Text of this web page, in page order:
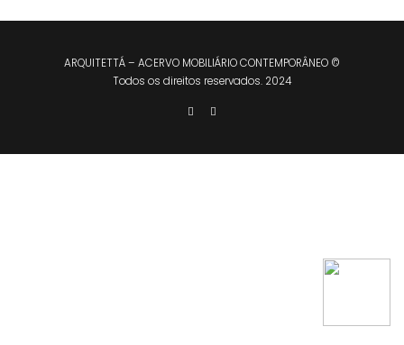
ARQUITETTÁ – ACERVO MOBILIÁRIO CONTEMPORÂNEO ©
Todos os direitos reservados. 2024